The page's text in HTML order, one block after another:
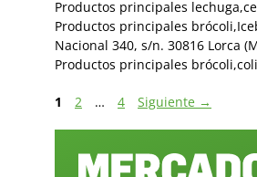
Productos principales
Productos principales
Nacional 340, s/n. 30816 Lorca
Productos principales
1 2 … 4 Siguiente →